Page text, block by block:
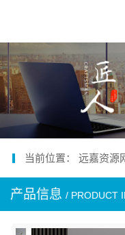
当前位置： 远嘉资源
产品信息 / PRODUCT